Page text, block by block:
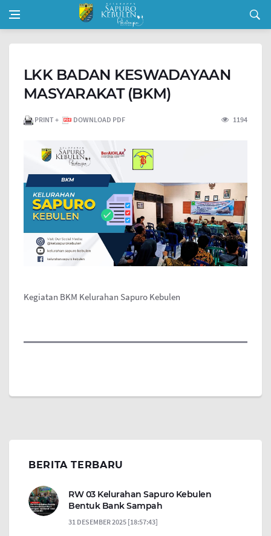
LKK BADAN KESWADAYAAN
MASYARAKAT (BKM)
PRINT + DOWNLOAD PDF 1194
Kegiatan BKM Kelurahan Sapuro Kebulen
BERITA TERBARU
RW 03 Kelurahan Sapuro Kebulen
Bentuk Bank Sampah
31 DESEMBER 2025 [18:57:43]